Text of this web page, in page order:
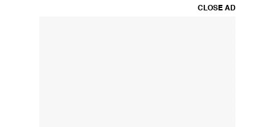
CLOSE AD